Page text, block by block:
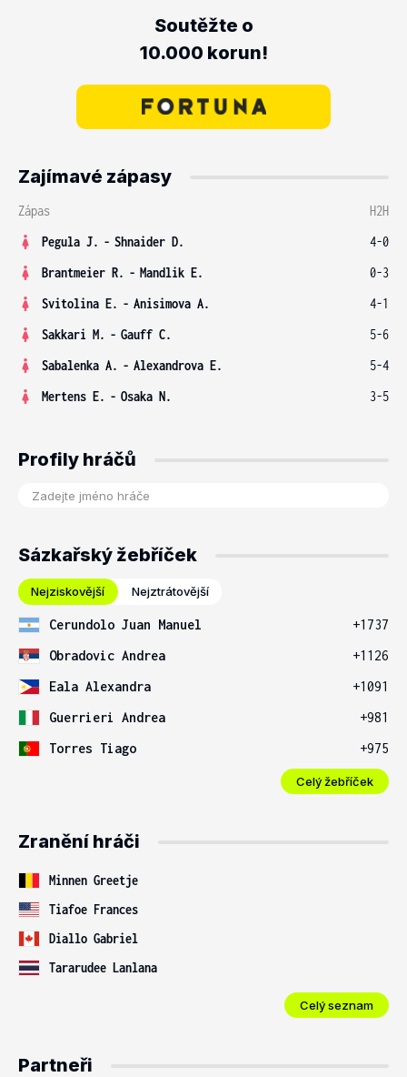
Soutěžte o
10.000 korun!
Zajímavé zápasy
Zápas
H2H
Pegula J. - Shnaider D.
4-0
Brantmeier R. - Mandlik E.
0-3
Svitolina E. - Anisimova A.
4-1
Sakkari M. - Gauff C.
5-6
Sabalenka A. - Alexandrova E.
5-4
Mertens E. - Osaka N. 3-5
Profily hráčů
Sázkařský žebříček
Nejziskovější Nejztrátovější
Cerundolo Juan Manuel
+1737
Obradovic Andrea
+1126
Eala Alexandra
+1091
Guerrieri Andrea
+981
Torres Tiago
+975
Celý žebříček
Zranění hráči
Minnen Greetje
Tiafoe Frances
Diallo Gabriel
Tararudee Lanlana
Celý seznam
Partneři